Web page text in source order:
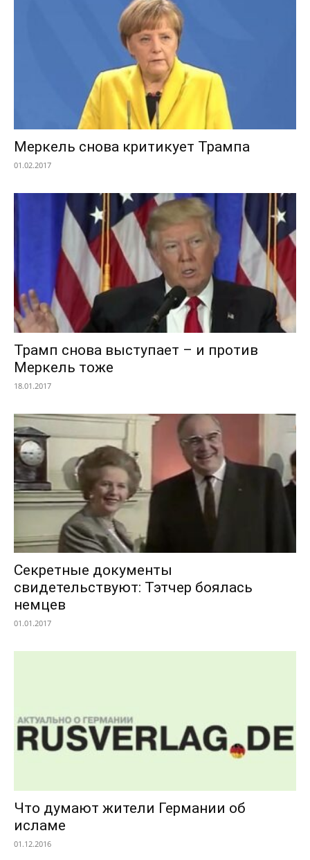
Меркель снова критикует Трампа
01.02.2017
Трамп снова выступает – и против
Меркель тоже
18.01.2017
Секретные документы
свидетельствуют: Тэтчер боялась
немцев
01.01.2017
Что думают жители Германии об
исламе
01.12.2016